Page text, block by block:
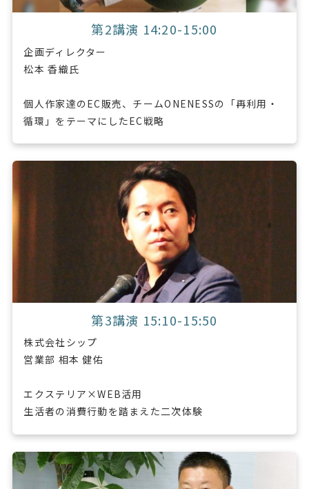
第2講演 14:20-15:00
企画ディレクター
松本 香織氏
個人作家達のEC販売、チームONENESSの「再利用・
循環」をテーマにしたEC戦略
第3講演 15:10-15:50
株式会社シップ
営業部 相本 健佑
エクステリア×WEB活用
生活者の消費行動を踏まえた二次体験